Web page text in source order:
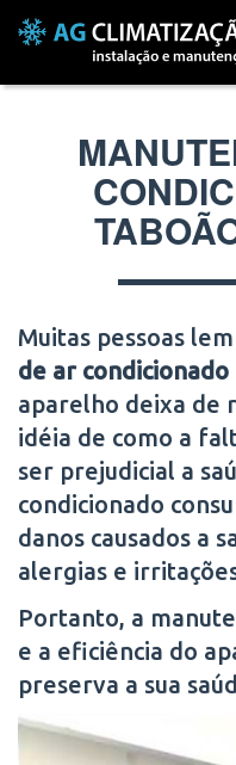
Muitas pessoas
de ar condicionado
aparelho deixa de
idéia de como a
ser prejudicial a
condicionado
danos causados a
alergias e
Portanto, a
e a eficiência do
preserva a sua